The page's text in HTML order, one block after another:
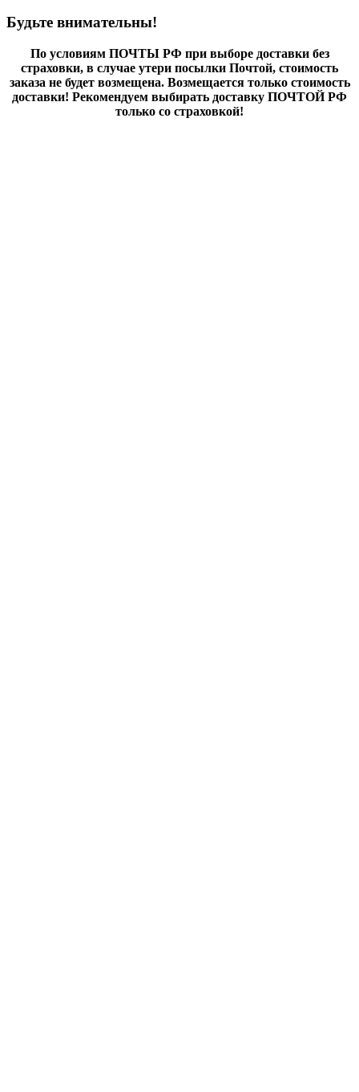
Будьте внимательны!
По условиям ПОЧТЫ РФ при выборе доставки без
страховки, в случае утери посылки Почтой, стоимость
заказа не будет возмещена. Возмещается только стоимость
доставки! Рекомендуем выбирать доставку ПОЧТОЙ РФ
только со страховкой!